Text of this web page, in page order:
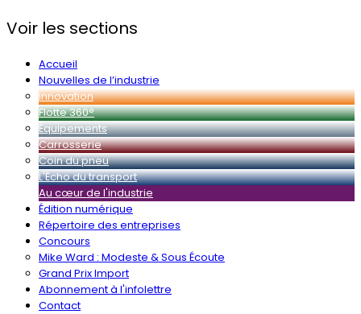
Voir les sections
Accueil
Nouvelles de l’industrie
Innovation
Flotte 360°
Équipements
Carrosserie
Coin du pneu
L'Écho du transport
Au cœur de l'industrie
Édition numérique
Répertoire des entreprises
Concours
Mike Ward : Modeste & Sous Écoute
Grand Prix Import
Abonnement à l'infolettre
Contact